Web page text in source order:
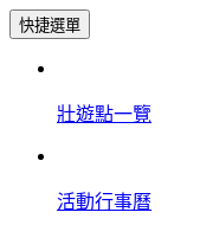
快捷選單
壯遊點一覽
活動行事曆